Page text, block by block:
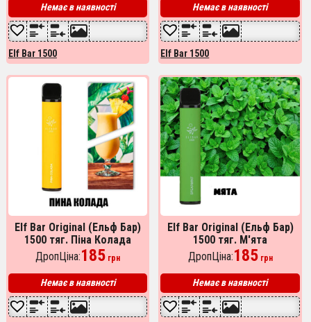
Немає в наявності
Elf Bar 1500
Немає в наявності
Elf Bar 1500
Elf Bar Original (Ельф Бар)
1500 тяг. Піна Колада
ДропЦіна:185 грн
Немає в наявності
Elf Bar Original (Ельф Бар)
1500 тяг. М'ята
ДропЦіна:185грн
Немає в наявності